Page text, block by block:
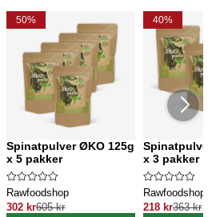
50%
Spinatpulver ØKO 125g
x 5 pakker
Rawfoodshop
302 kr605 kr
40%
Spinatpulver
x 3 pakker
Rawfoodshop
218 kr363 kr